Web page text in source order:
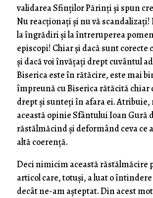
validarea Sfinților Părinți și spun
Nu reacționați și nu vă scandalizați!
la îngrădiri și la întreruperea
episcopi! Chiar și dacă sunt corecte
și dacă voi învățați drept cuvântul
Biserica este în rătăcire, este mai
împreună cu Biserica rătăcită chiar
drept și sunteți în afara ei. Atribuie,
această opinie Sfântului Ioan Gură
răstălmăcind și deformând ceva ce
altă coerență.
Deci nimicim această răstălmăcire
articol care, totuși, a luat o
decât ne-am așteptat. Din acest